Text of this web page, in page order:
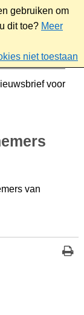
gebruiken om
dit toe? Meer
niet toestaan
ondernemers
voor
van